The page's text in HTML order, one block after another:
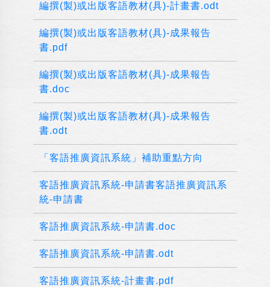
編撰(製)或出版客語教材(具)-計畫書.odt
編撰(製)或出版客語教材(具)-成果報告
書.pdf
編撰(製)或出版客語教材(具)-成果報告
書.doc
編撰(製)或出版客語教材(具)-成果報告
書.odt
「客語推廣資訊系統」補助重點方向
客語推廣資訊系統-申請書客語推廣資訊系
統-申請書
客語推廣資訊系統-申請書.doc
客語推廣資訊系統-申請書.odt
客語推廣資訊系統-計畫書.pdf